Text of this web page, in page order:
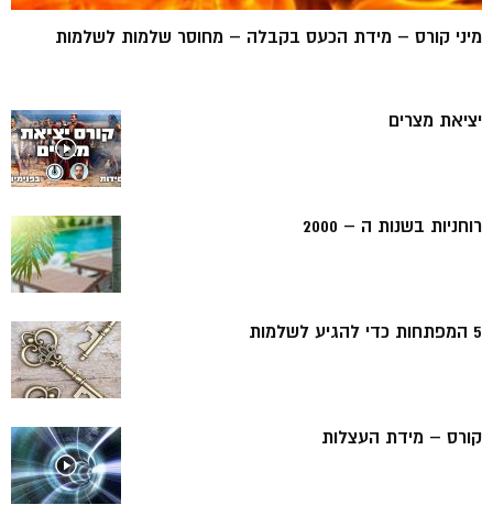
מיני קורס – מידת הכעס בקבלה – מחוסר שלמות לשלמות
יציאת מצרים
רוחניות בשנות ה – 2000
5 המפתחות כדי להגיע לשלמות
קורס – מידת העצלות